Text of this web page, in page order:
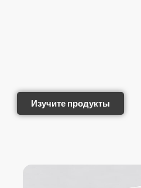
Изучите продукты